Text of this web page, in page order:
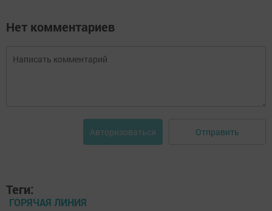
Нет комментариев
Авторизоваться Отправить
Теги:
ГОРЯЧАЯ ЛИНИЯ